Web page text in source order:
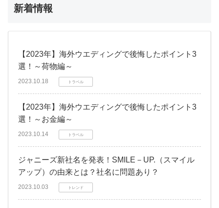
新着情報
【2023年】海外ウエディングで後悔したポイント3
選！～荷物編～
2023.10.18 トラベル
【2023年】海外ウエディングで後悔したポイント3
選！～お金編～
2023.10.14 トラベル
ジャニーズ新社名を発表！SMILE－UP.（スマイル
アップ）の由来とは？社名に問題あり？
2023.10.03 トレンド